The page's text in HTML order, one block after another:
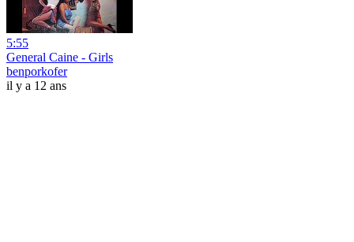
5:55
General Caine - Girls
benporkofer
il y a 12 ans